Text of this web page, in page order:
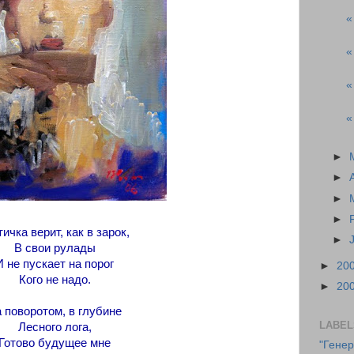
верит, как в зарок,
В свои рулады
не пускает на порог
Кого не надо.
поворотом, в глубине
Лесного лога,
будущее мне
►
►
►
►
►
►
►